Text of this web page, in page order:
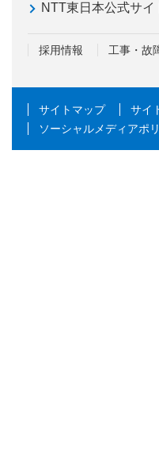
NTT東日本公式サイ
採用情報 工事・故
サイトマップ サイ
ソーシャルメディアポ